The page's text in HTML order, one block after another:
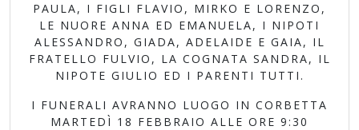
PAULA, I FIGLI FLAVIO, MIRKO E LORENZO,
LE NUORE ANNA ED EMANUELA, I NIPOTI
ALESSANDRO, GIADA, ADELAIDE E GAIA, IL
FRATELLO FULVIO, LA COGNATA SANDRA, IL
NIPOTE GIULIO ED I PARENTI TUTTI.
I FUNERALI AVRANNO LUOGO IN CORBETTA
MARTEDÌ 18 FEBBRAIO ALLE ORE 9:30